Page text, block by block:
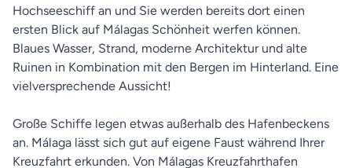
Hochseeschiff an und Sie werden bereits dort einen
ersten Blick auf Málagas Schönheit werfen können.
Blaues Wasser, Strand, moderne Architektur und alte
Ruinen in Kombination mit den Bergen im Hinterland. Eine
vielversprechende Aussicht!
Große Schiffe legen etwas außerhalb des Hafenbeckens
an. Málaga lässt sich gut auf eigene Faust während Ihrer
Kreuzfahrt erkunden. Von Málagas Kreuzfahrthafen